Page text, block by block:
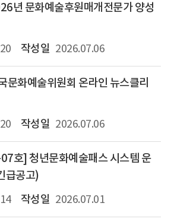
년 문화예술후원매개전문가 양성
2026.07.06
화예술위원회 온라인 뉴스클리
2026.07.06
호] 청년문화예술패스 시스템 운
급공고)
2026.07.01